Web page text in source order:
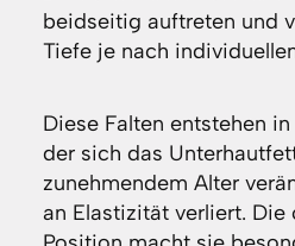
beidseitig auftreten und
Tiefe je nach
Diese Falten entstehen
der sich das
zunehmendem Alter
an Elastizität verliert. Die